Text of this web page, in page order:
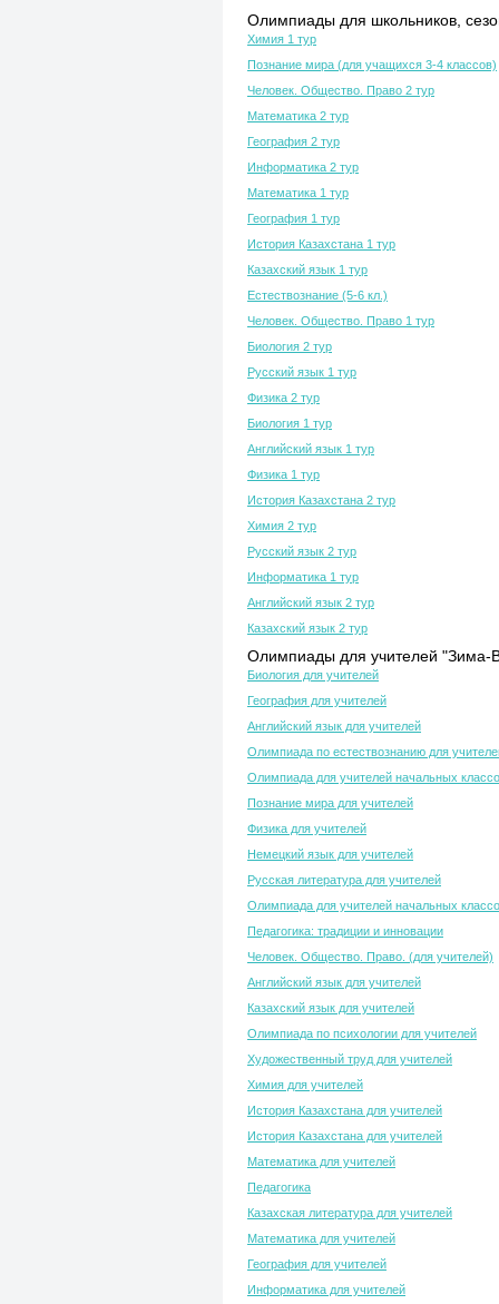
Олимпиады для школьников,
Химия 1 тур
Познание мира (для учащихся 3-4 классов)
Человек. Общество. Право 2 тур
Математика 2 тур
География 2 тур
Информатика 2 тур
Математика 1 тур
География 1 тур
История Казахстана 1 тур
Казахский язык 1 тур
Естествознание (5-6 кл.)
Человек. Общество. Право 1 тур
Биология 2 тур
Русский язык 1 тур
Физика 2 тур
Биология 1 тур
Английский язык 1 тур
Физика 1 тур
История Казахстана 2 тур
Химия 2 тур
Русский язык 2 тур
Информатика 1 тур
Английский язык 2 тур
Казахский язык 2 тур
Олимпиады для учителей "Зима-
Биология для учителей
География для учителей
Английский язык для учителей
Олимпиада по естествознанию для
Олимпиада для учителей начальных
Познание мира для учителей
Физика для учителей
Немецкий язык для учителей
Русская литература для учителей
Олимпиада для учителей начальных
Педагогика: традиции и инновации
Человек. Общество. Право. (для учителей)
Английский язык для учителей
Казахский язык для учителей
Олимпиада по психологии для учителей
Художественный труд для учителей
Химия для учителей
История Казахстана для учителей
История Казахстана для учителей
Математика для учителей
Педагогика
Казахская литература для учителей
Математика для учителей
География для учителей
Информатика для учителей